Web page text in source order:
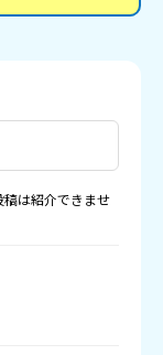
は紹介できませ